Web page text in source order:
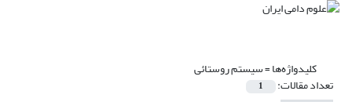
کلیدواژه‌ها =سیستم روستائی
تعداد مقالات: 1